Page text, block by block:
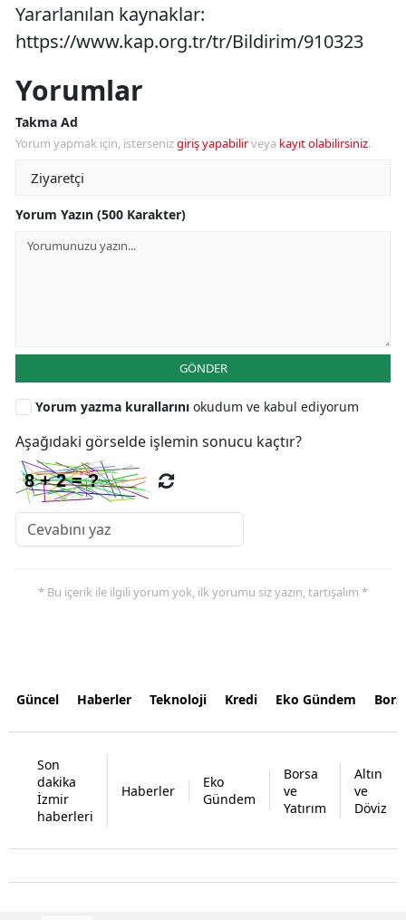
Yararlanılan kaynaklar:
https://www.kap.org.tr/tr/Bildirim/910323
Yorumlar
Takma Ad
Yorum yapmak için, istersenizgiriş yapabilirveya kayıt olabilirsiniz.
Yorum Yazın (500 Karakter)
GÖNDER
Yorum yazma kurallarını okudum ve kabul ediyorum
Aşağıdaki görselde işlemin sonucu kaçtır?
* Bu içerik ile ilgili yorum yok, ilk yorumu siz yazın, tartışalım *
Güncel Haberler Teknoloji Kredi Eko Gündem
Son
dakika
İzmir
haberleri
Haberler
Eko
Gündem
Borsa
ve
Yatırım
Altın
ve
Döviz